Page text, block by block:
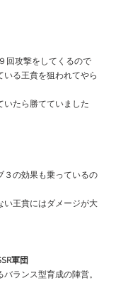
回攻撃をしてくるので
る王賁を狙われてやら
いたら勝てていました
３の効果も乗っているの
い王賁にはダメージが大
軍団
ランス型育成の陣営。